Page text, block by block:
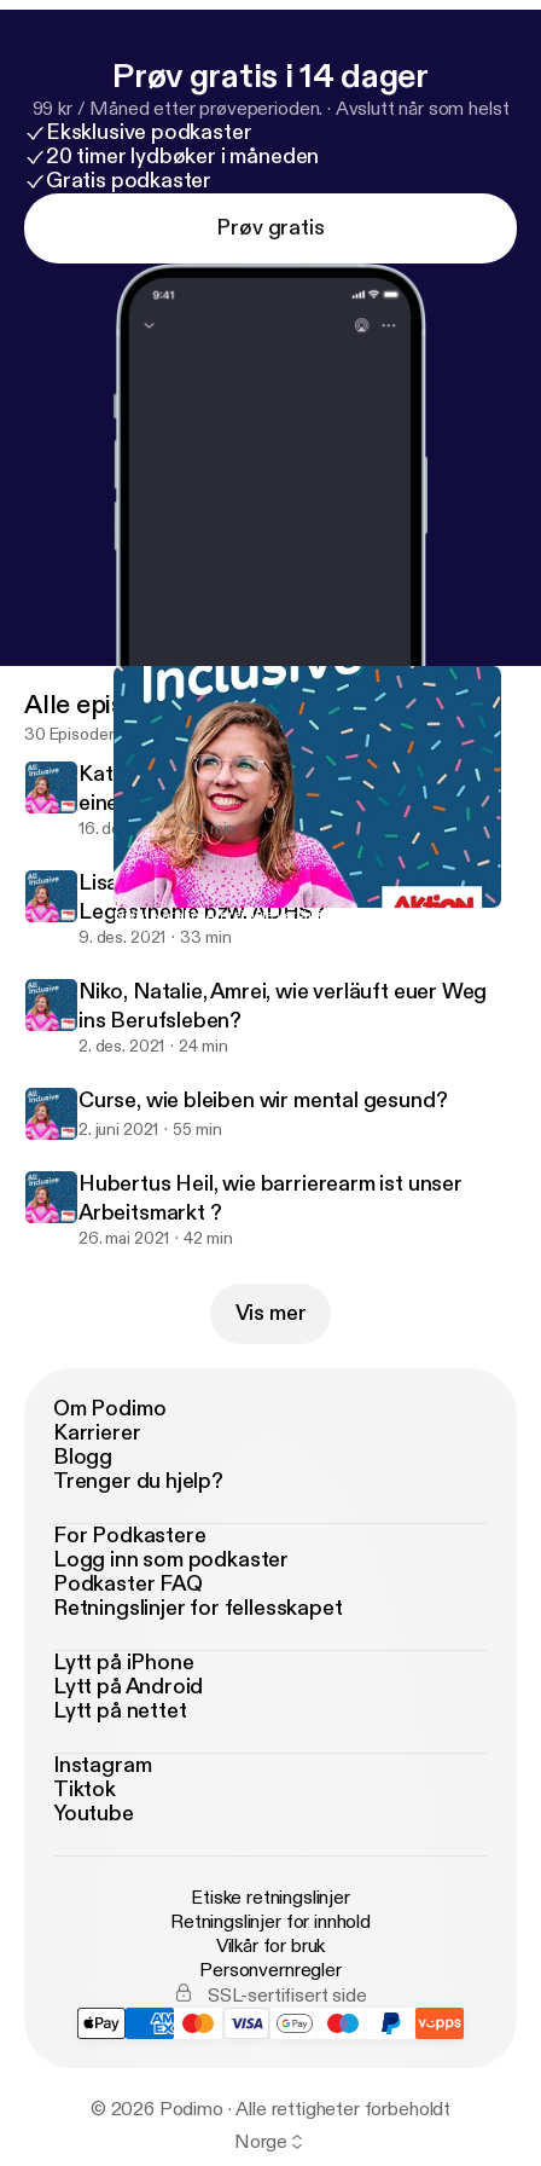
Prøv gratis i 14 dager
99 kr / Måned etter prøveperioden. · Avslutt når som helst
Eksklusive podkaster
20 timer lydbøker i måneden
Gratis podkaster
Prøv gratis
Niko, Natalie, Amrei, wie verläuft euer Weg ins Berufsleben?
All Inclusive
Alle episoder
30 Episoder
Kathrin und Erik, wie gehe ich beruflich mit
einer Depression um?
16. des. 2021 26 min
Lisa und Angelina, wie arbeitet ihr mit
Legasthenie bzw. ADHS?
9. des. 2021 33 min
Niko, Natalie, Amrei, wie verläuft euer Weg
ins Berufsleben?
2. des. 2021 24 min
Curse, wie bleiben wir mental gesund?
2. juni 2021 55 min
Hubertus Heil, wie barrierearm ist unser
Arbeitsmarkt ?
26. mai 2021 42 min
Vis mer
Om Podimo
Karrierer
Blogg
Trenger du hjelp?
For Podkastere
Logg inn som podkaster
Podkaster FAQ
Retningslinjer for fellesskapet
Lytt på iPhone
Lytt på Android
Lytt på nettet
Instagram
Tiktok
Youtube
Etiske retningslinjer
Retningslinjer for innhold
Vilkår for bruk
Personvernregler
SSL-sertifisert side
© 2026 Podimo · Alle rettigheter forbeholdt
Norge